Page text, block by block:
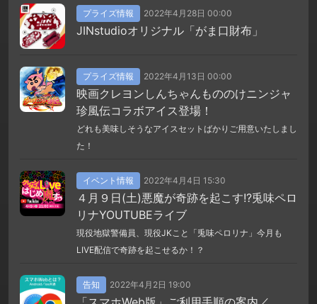
プライズ情報 2022年4月28日 00:00
JINstudioオリジナル「がま口財布」
プライズ情報 2022年4月13日 00:00
映画クレヨンしんちゃんもののけニンジャ
珍風伝コラボアイス登場！
どれも美味しそうなアイスセットばかりご用意いたしまし
た！
イベント情報 2022年4月4日 15:30
４月９日(土)悪魔が奇跡を起こす!?兎味ペロ
リナYOUTUBEライブ
現役地獄警備員、現役JKこと「兎味ペロリナ」今月も
LIVE配信で奇跡を起こせるか！？
告知 2022年4月2日 19:00